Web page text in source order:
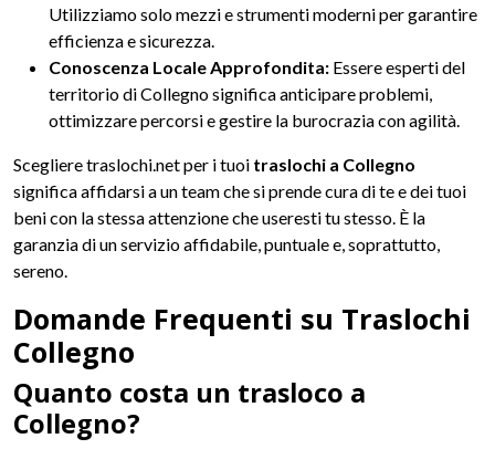
Utilizziamo solo mezzi e strumenti moderni per garantire
efficienza e sicurezza.
Conoscenza Locale Approfondita: Essere esperti del
territorio di Collegno significa anticipare problemi,
ottimizzare percorsi e gestire la burocrazia con agilità.
Scegliere traslochi.net per i tuoi traslochi a Collegno
significa affidarsi a un team che si prende cura di te e dei tuoi
beni con la stessa attenzione che useresti tu stesso. È la
garanzia di un servizio affidabile, puntuale e, soprattutto,
sereno.
Domande Frequenti su Traslochi
Collegno
Quanto costa un trasloco a
Collegno?